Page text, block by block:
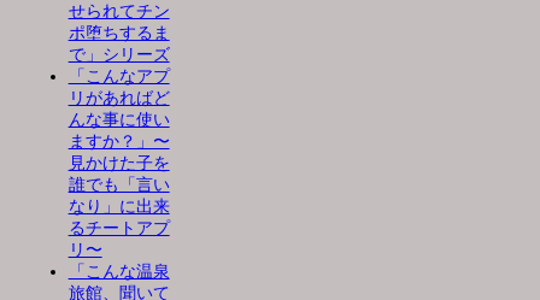
せられてチン
ポ堕ちするま
で」シリーズ
「こんなアプ
リがあればど
んな事に使い
ますか？」〜
見かけた子を
誰でも「言い
なり」に出来
るチートアプ
リ〜
「こんな温泉
旅館、聞いて